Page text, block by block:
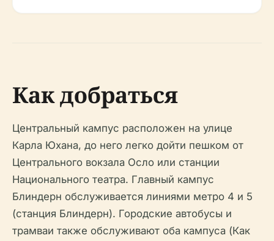
Как добраться
Центральный кампус расположен на улице
Карла Юхана, до него легко дойти пешком от
Центрального вокзала Осло или станции
Национального театра. Главный кампус
Блиндерн обслуживается линиями метро 4 и 5
(станция Блиндерн). Городские автобусы и
трамваи также обслуживают оба кампуса (Как